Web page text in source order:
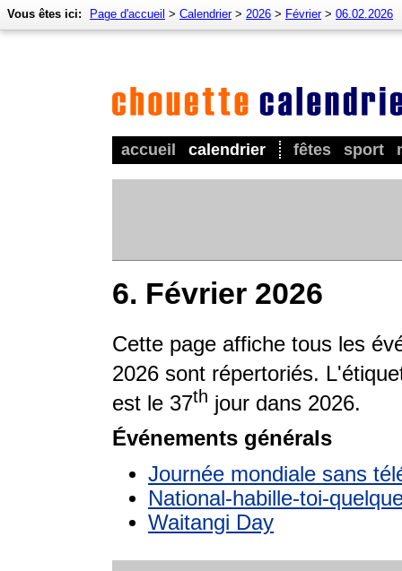
accueil calendrier fêtes sport
Vous êtes ici: Page d'accueil > Calendrier> 2026 > Février> 06.02.2026
6. Février 2026
Cette page affiche tous les
2026 sont répertoriés.
est le 37th jour dans 2026.
Événements générals
Journée mondiale sans
National-habille-toi-
Waitangi Day